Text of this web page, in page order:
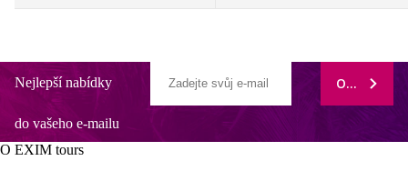
Nejlepší nabídky
do vašeho e-mailu
ODEBÍRAT
O EXIM tours